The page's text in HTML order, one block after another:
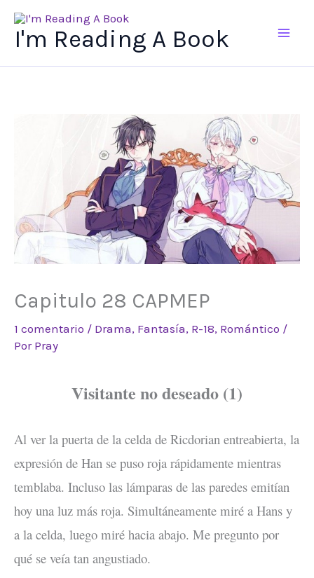
I'm Reading A Book
Capitulo 28 CAPMEP
1 comentario / Drama, Fantasía, R-18, Romántico /
Por Pray
Visitante no deseado (1)
Al ver la puerta de la celda de Ricdorian entreabierta, la
expresión de Han se puso roja rápidamente mientras
temblaba. Incluso las lámparas de las paredes emitían
hoy una luz más roja. Simultáneamente miré a Hans y
a la celda, luego miré hacia abajo. Me pregunto por
qué se veía tan angustiado.